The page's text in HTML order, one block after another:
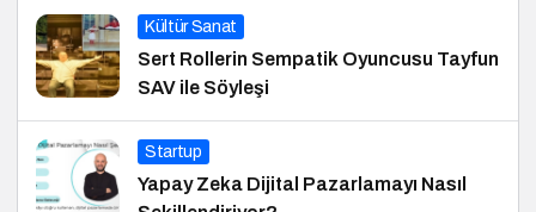
Kültür Sanat
Sert Rollerin Sempatik Oyuncusu Tayfun
SAV ile Söyleşi
Startup
Yapay Zeka Dijital Pazarlamayı Nasıl